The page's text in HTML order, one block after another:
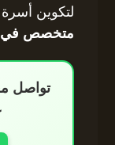
لتكوين
متخصص في
تواصل